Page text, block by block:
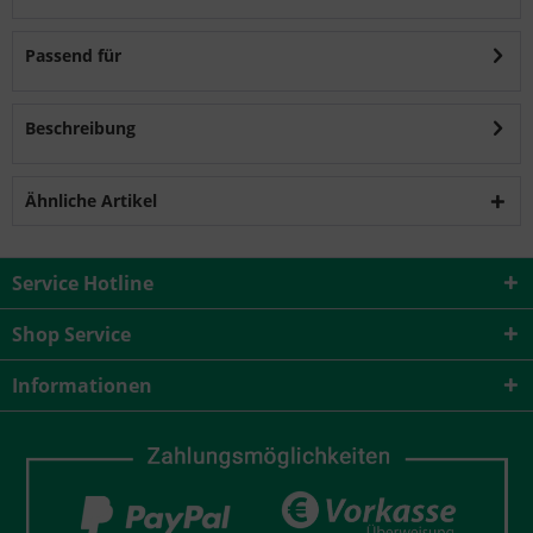
Passend für
Beschreibung
Ähnliche Artikel
Service Hotline
Shop Service
Informationen